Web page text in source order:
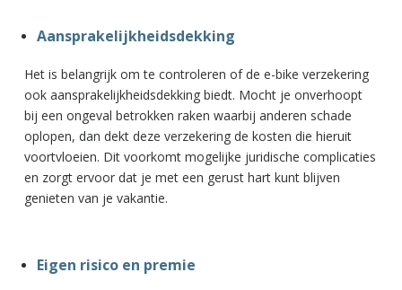
Aansprakelijkheidsdekking
Het is belangrijk om te controleren of de e-bike verzekering
ook aansprakelijkheidsdekking biedt. Mocht je onverhoopt
bij een ongeval betrokken raken waarbij anderen schade
oplopen, dan dekt deze verzekering de kosten die hieruit
voortvloeien. Dit voorkomt mogelijke juridische complicaties
en zorgt ervoor dat je met een gerust hart kunt blijven
genieten van je vakantie.
Eigen risico en premie